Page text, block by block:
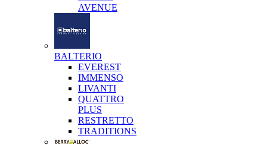
AVENUE
BALTERIO
EVEREST
IMMENSO
LIVANTI
QUATTRO
PLUS
RESTRETTO
TRADITIONS